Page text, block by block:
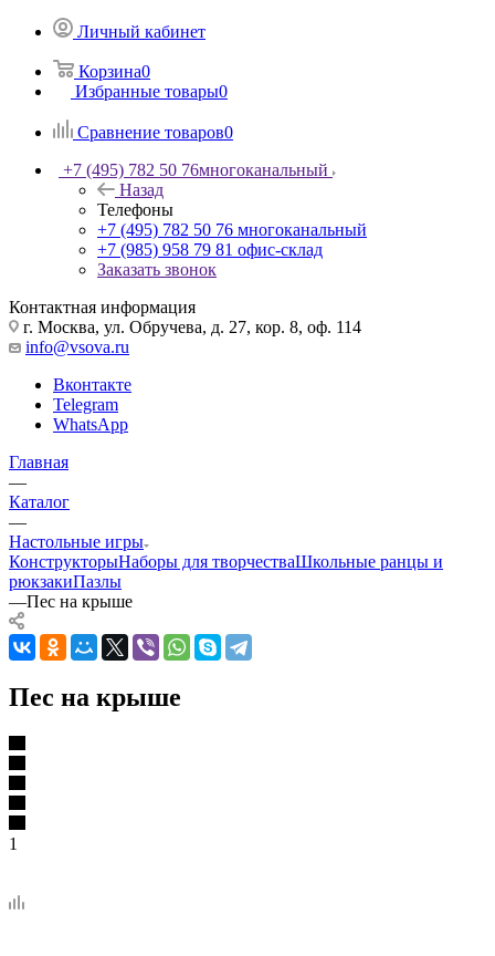
Личный кабинет
Корзина0
Избранные товары0
Сравнение товаров0
+7 (495) 782 50 76многоканальный
Назад
Телефоны
+7 (495) 782 50 76 многоканальный
+7 (985) 958 79 81 офис-склад
Заказать звонок
Контактная информация
г. Москва, ул. Обручева, д. 27, кор. 8, оф. 114
info@vsova.ru
Вконтакте
Telegram
WhatsApp
Главная
—
Каталог
—
Настольные игры
КонструкторыНаборы для творчестваШкольные ранцы и
рюкзакиПазлы
—Пес на крыше
Пес на крыше
1